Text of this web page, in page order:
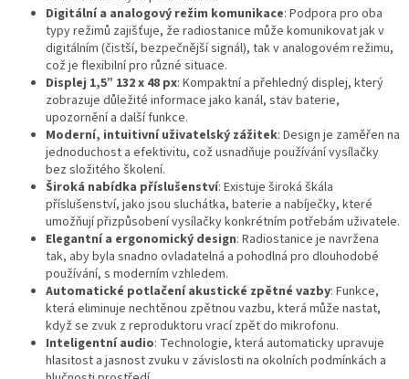
Digitální a analogový režim komunikace: Podpora pro oba
typy režimů zajišťuje, že radiostanice může komunikovat jak v
digitálním (čistší, bezpečnější signál), tak v analogovém režimu,
což je flexibilní pro různé situace.
Displej 1,5” 132 x 48 px: Kompaktní a přehledný displej, který
zobrazuje důležité informace jako kanál, stav baterie,
upozornění a další funkce.
Moderní, intuitivní uživatelský zážitek: Design je zaměřen na
jednoduchost a efektivitu, což usnadňuje používání vysílačky
bez složitého školení.
Široká nabídka příslušenství: Existuje široká škála
příslušenství, jako jsou sluchátka, baterie a nabíječky, které
umožňují přizpůsobení vysílačky konkrétním potřebám uživatele.
Elegantní a ergonomický design: Radiostanice je navržena
tak, aby byla snadno ovladatelná a pohodlná pro dlouhodobé
používání, s moderním vzhledem.
Automatické potlačení akustické zpětné vazby: Funkce,
která eliminuje nechtěnou zpětnou vazbu, která může nastat,
když se zvuk z reproduktoru vrací zpět do mikrofonu.
Inteligentní audio: Technologie, která automaticky upravuje
hlasitost a jasnost zvuku v závislosti na okolních podmínkách a